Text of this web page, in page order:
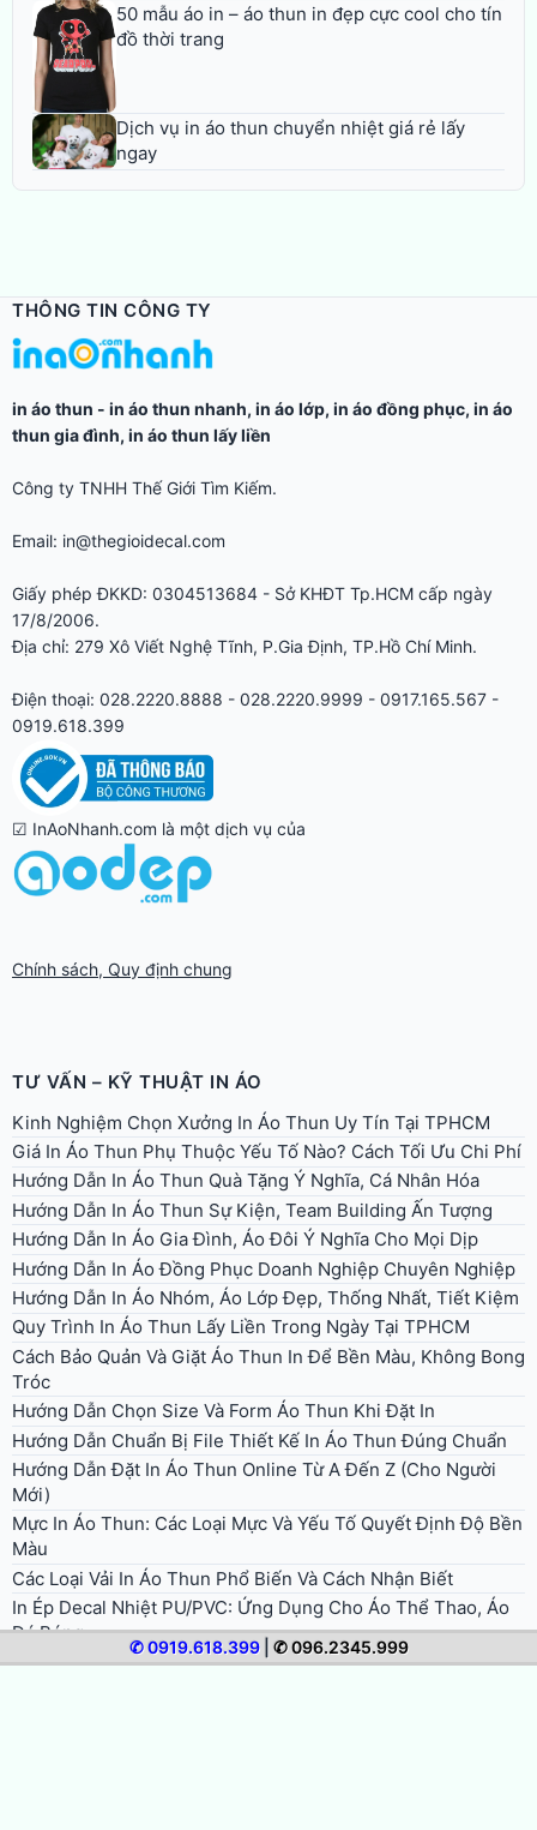
50 mẫu áo in – áo thun in đẹp cực cool cho tín
đồ thời trang
Dịch vụ in áo thun chuyển nhiệt giá rẻ lấy
ngay
THÔNG TIN CÔNG TY
in áo thun - in áo thun nhanh, in áo lớp, in áo đồng phục, in áo
thun gia đình, in áo thun lấy liền
Công ty TNHH Thế Giới Tìm Kiếm.
Email: in@thegioidecal.com
Giấy phép ĐKKD: 0304513684 - Sở KHĐT Tp.HCM cấp ngày
17/8/2006.
Địa chỉ: 279 Xô Viết Nghệ Tĩnh, P.Gia Định, TP.Hồ Chí Minh.
Điện thoại: 028.2220.8888 - 028.2220.9999 - 0917.165.567 -
0919.618.399
✆ 0919.618.399| ✆ 096.2345.999
☑ InAoNhanh.com là một dịch vụ của
Chính sách, Quy định chung
TƯ VẤN – KỸ THUẬT IN ÁO
Kinh Nghiệm Chọn Xưởng In Áo Thun Uy Tín Tại TPHCM
Giá In Áo Thun Phụ Thuộc Yếu Tố Nào? Cách Tối Ưu Chi Phí
Hướng Dẫn In Áo Thun Quà Tặng Ý Nghĩa, Cá Nhân Hóa
Hướng Dẫn In Áo Thun Sự Kiện, Team Building Ấn Tượng
Hướng Dẫn In Áo Gia Đình, Áo Đôi Ý Nghĩa Cho Mọi Dịp
Hướng Dẫn In Áo Đồng Phục Doanh Nghiệp Chuyên Nghiệp
Hướng Dẫn In Áo Nhóm, Áo Lớp Đẹp, Thống Nhất, Tiết Kiệm
Quy Trình In Áo Thun Lấy Liền Trong Ngày Tại TPHCM
Cách Bảo Quản Và Giặt Áo Thun In Để Bền Màu, Không Bong
Tróc
Hướng Dẫn Chọn Size Và Form Áo Thun Khi Đặt In
Hướng Dẫn Chuẩn Bị File Thiết Kế In Áo Thun Đúng Chuẩn
Hướng Dẫn Đặt In Áo Thun Online Từ A Đến Z (Cho Người
Mới)
Mực In Áo Thun: Các Loại Mực Và Yếu Tố Quyết Định Độ Bền
Màu
Các Loại Vải In Áo Thun Phổ Biến Và Cách Nhận Biết
In Ép Decal Nhiệt PU/PVC: Ứng Dụng Cho Áo Thể Thao, Áo
Đá Bóng